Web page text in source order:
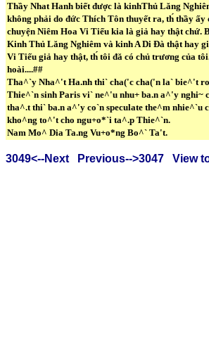
Thầy Nhat Hanh biết được là kinhThủ Lăng
không phải do đức Thích Tôn thuyết ra, th́ thầy ấy
chuyện Niêm Hoa Vi Tiếu kia là giả hay thật chứ.
Kinh Thủ Lăng Nghiêm và kinh A Di Đà thật hay
Vi Tiếu giả hay thật, th́ tôi đă có chủ trương của
hoài....##
Tha^`y Nha^'t Ha.nh thi` cha('c cha('n la` bie^'t
Thie^`n sinh Paris vi` ne^'u nhu+ ba.n a^'y nghi~
tha^.t thi` ba.n a^'y co`n speculate the^m nhie^`u
kho^ng to^'t cho ngu+o*`i ta^.p Thie^`n.
Nam Mo^ Dia Ta.ng Vu+o*ng Bo^` Ta't.
3049<--Next Previous-->3047 View